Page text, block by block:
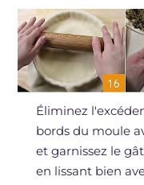
Éliminez
bords du moule
et garnissez le
en lissant bien